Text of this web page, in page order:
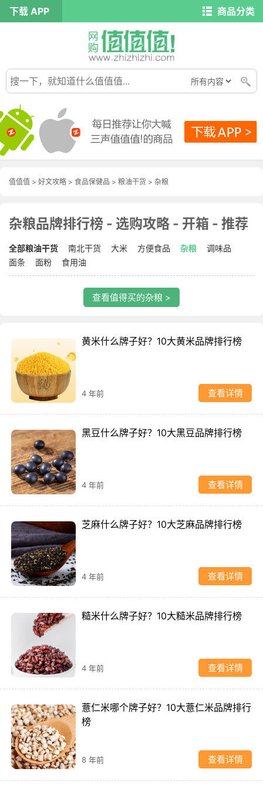
下载 APP 商品分类
值值值 > 好文攻略 > 食品保健品 > 粮油干货 > 杂粮
杂粮品牌排行榜 - 选购攻略 - 开箱 - 推荐
全部粮油干货 南北干货 大米 方便食品 杂粮
调味品
面条
面粉 食用油
查看值得买的杂粮 >
黄米什么牌子好？10大黄米品牌排行榜
4 年前 查看详情
黑豆什么牌子好？10大黑豆品牌排行榜
4 年前 查看详情
芝麻什么牌子好？10大芝麻品牌排行榜
4 年前 查看详情
糙米什么牌子好？10大糙米品牌排行榜
4 年前 查看详情
薏仁米哪个牌子好？10大薏仁米品牌排行
榜
8 年前 查看详情